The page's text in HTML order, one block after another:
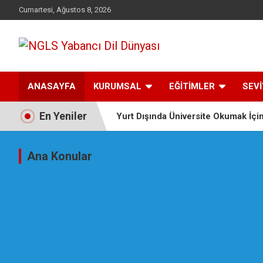
Cumartesi, Ağustos 8, 2026
NGLS Yabancı Dil
Dünyası
ANASAYFA KURUMSAL EĞİTİMLER
En Yeniler Yurt Dışında Üniversite Okumak
Ana Konular